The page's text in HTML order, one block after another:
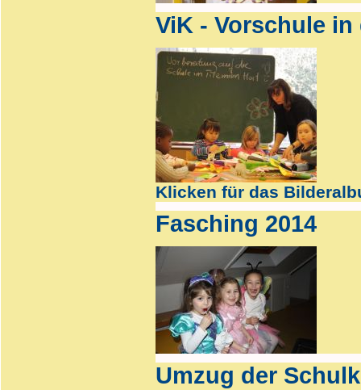
ViK - Vorschule in
Klicken für das
Fasching 2014
Umzug der